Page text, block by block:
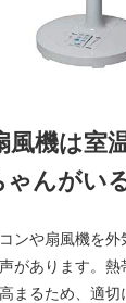
風機は室
ゃんがい
ンや扇風機を
があります。
まるため、適